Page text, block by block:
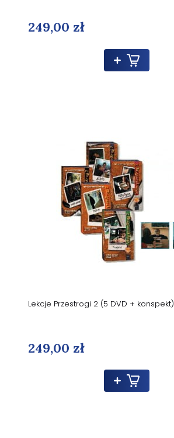
249,00 zł
Lekcje Przestrogi 2 (5 DVD + konspekt)
249,00 zł